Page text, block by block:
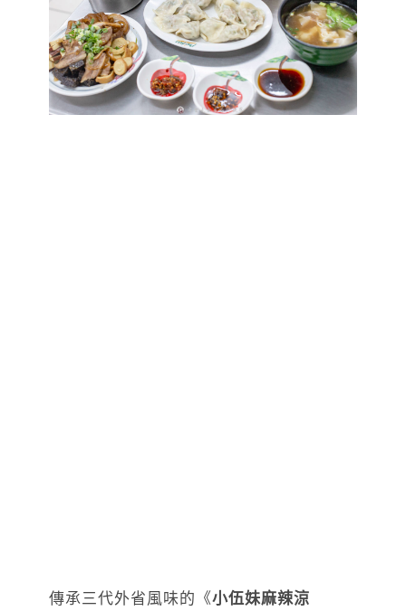
傳承三代外省風味的《小伍妹麻辣涼